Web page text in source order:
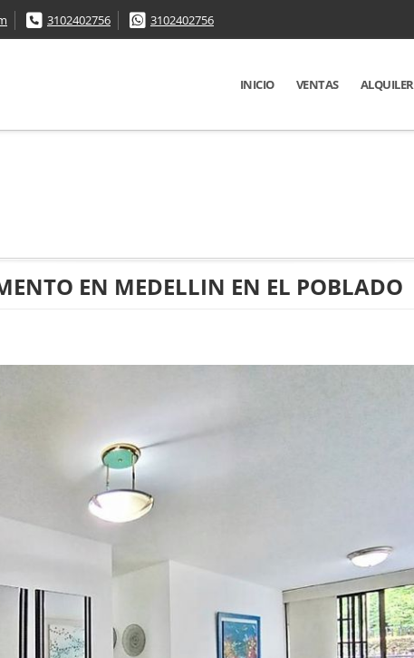
3102402756 3102402756
INICIO VENTAS ALQUILER
EN MEDELLIN EN EL POBLADO